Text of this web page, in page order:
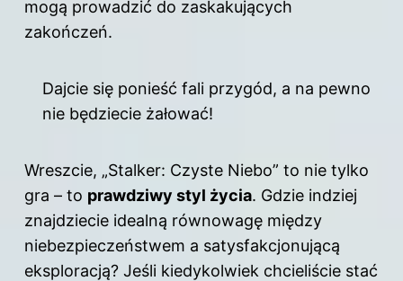
mogą prowadzić do zaskakujących
zakończeń.
Dajcie się ponieść fali przygód, a na pewno
nie będziecie żałować!
Wreszcie, „Stalker: Czyste Niebo” to nie tylko
gra – to prawdziwy styl życia. Gdzie indziej
znajdziecie idealną równowagę między
niebezpieczeństwem a satysfakcjonującą
eksploracją? Jeśli kiedykolwiek chcieliście stać